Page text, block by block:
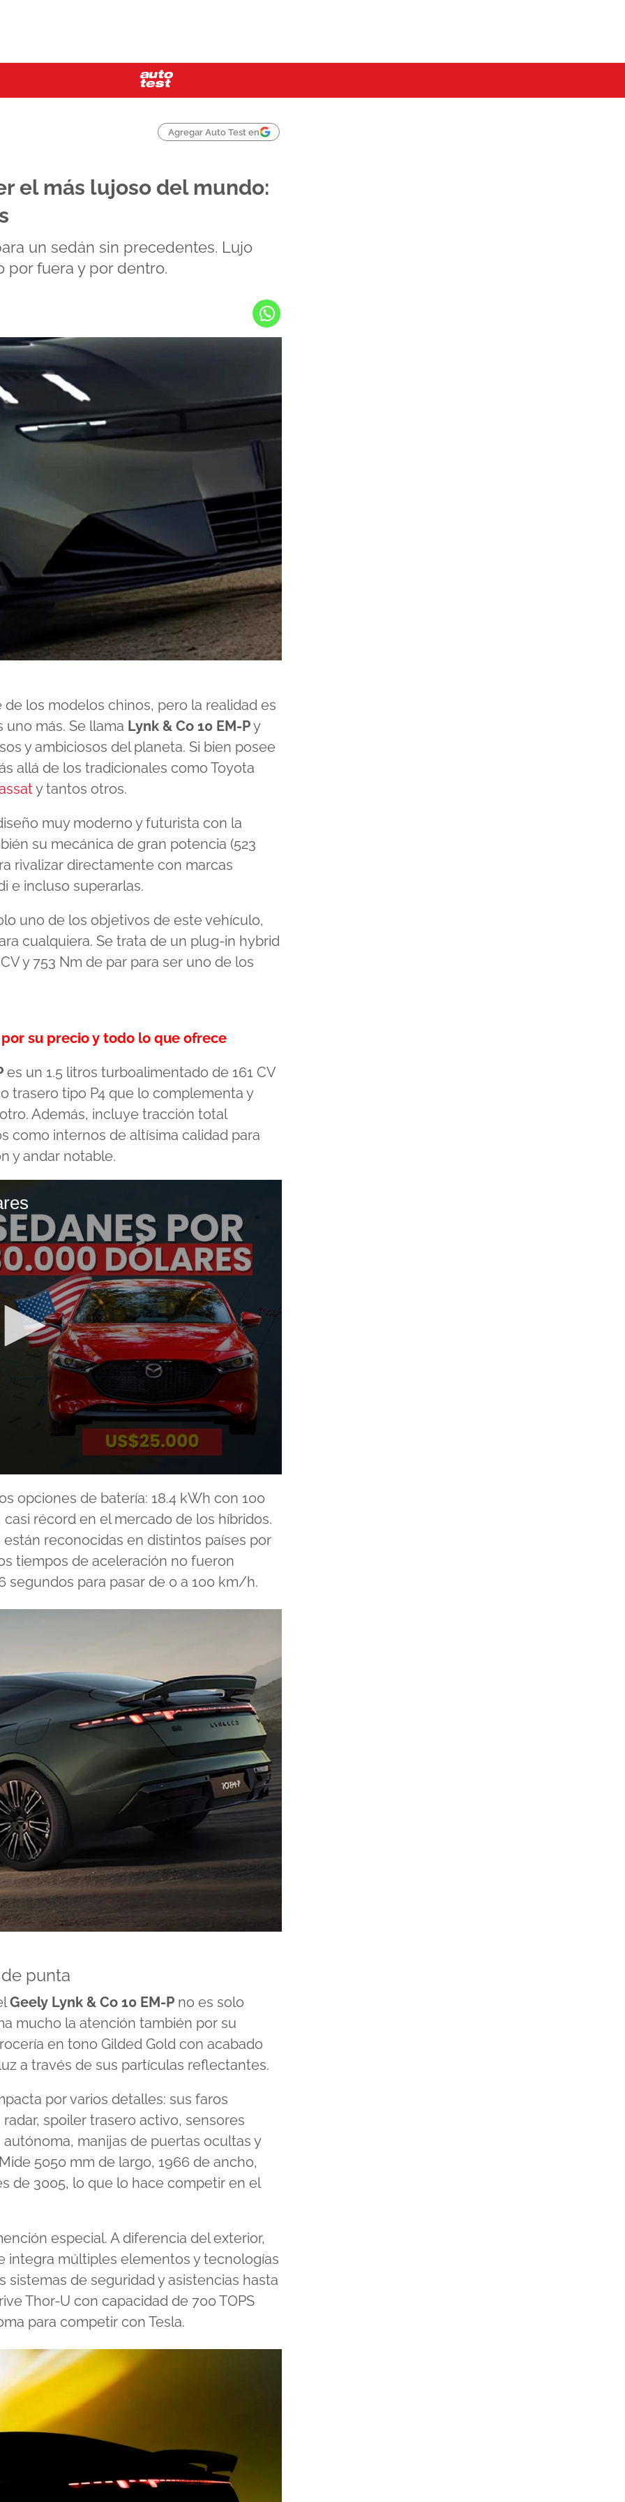
Agregar Auto Test en
el más lujoso del mundo:
un sedán sin precedentes. Lujo
por fuera y por dentro.
los modelos chinos, pero la realidad es
más. Se llama Lynk & Co 10 EM-Py
y ambiciosos del planeta. Si bien posee
allá de los tradicionales como Toyota
y tantos otros.
muy moderno y futurista con la
su mecánica de gran potencia (523
rivalizar directamente con marcas
e incluso superarlas.
uno de los objetivos de este vehículo,
cualquiera. Se trata de un plug-in hybrid
y 753 Nm de par para ser uno de los
su precio y todo lo que ofrece
es un 1.5 litros turboalimentado de 161 CV
trasero tipo P4 que lo complementa y
Además, incluye tracción total
como internos de altísima calidad para
y andar notable.
opciones de batería: 18.4 kWh con 100
récord en el mercado de los híbridos.
reconocidas en distintos países por
tiempos de aceleración no fueron
segundos para pasar de 0 a 100 km/h.
punta
Geely Lynk & Co 10 EM-P no es solo
mucho la atención también por su
en tono Gilded Gold con acabado
a través de sus partículas reflectantes.
por varios detalles: sus faros
spoiler trasero activo, sensores
manijas de puertas ocultas y
5050 mm de largo, 1966 de ancho,
de 3005, lo que lo hace competir en el
especial. A diferencia del exterior,
integra múltiples elementos y tecnologías
de seguridad y asistencias hasta
Thor-U con capacidad de 700 TOPS
para competir con Tesla.